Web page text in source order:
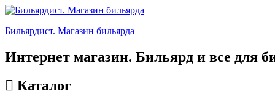
Бильярдист. Магазин бильярда
Интернет магазин. Бильярд и все для
Каталог